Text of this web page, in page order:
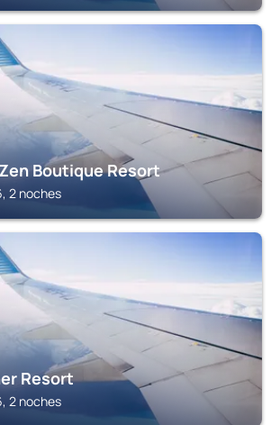
Boutique Resort
2 noches
Resort
2 noches